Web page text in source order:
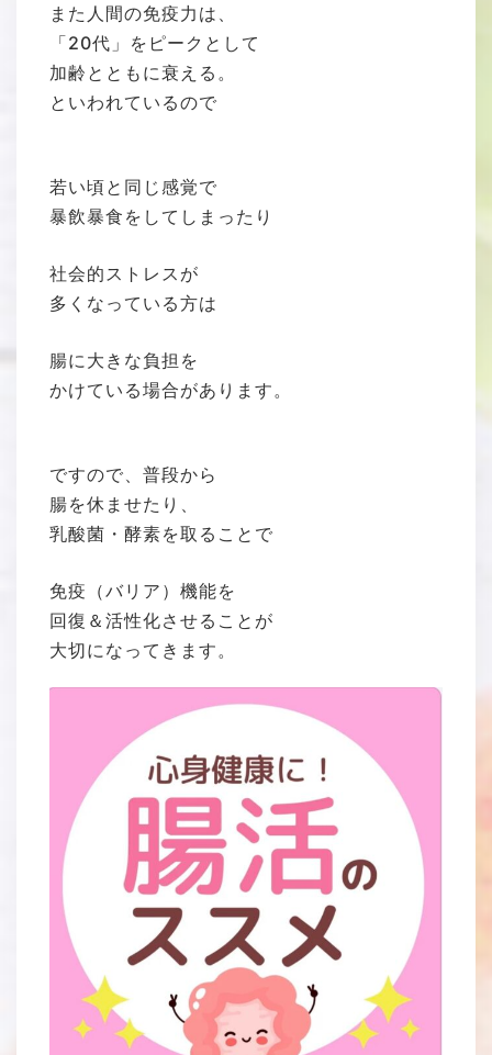
また人間の免疫力は、
「20代」をピークとして
加齢とともに衰える。
といわれているので
若い頃と同じ感覚で
暴飲暴食をしてしまったり
社会的ストレスが
多くなっている方は
腸に大きな負担を
かけている場合があります。
ですので、普段から
腸を休ませたり、
乳酸菌・酵素を取ることで
免疫（バリア）機能を
回復＆活性化させることが
大切になってきます。